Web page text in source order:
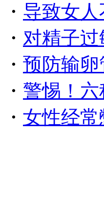
・ 导致女
・ 对精子
・ 预防输
・ 警惕！
・ 女性经